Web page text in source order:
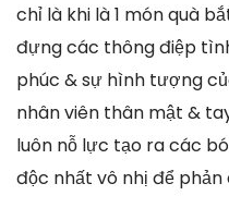
chỉ là khi là 1 món quà
đựng các thông điệp
phúc & sự hình tượng
nhân viên thân mật &
luôn nỗ lực tạo ra các
độc nhất vô nhị để